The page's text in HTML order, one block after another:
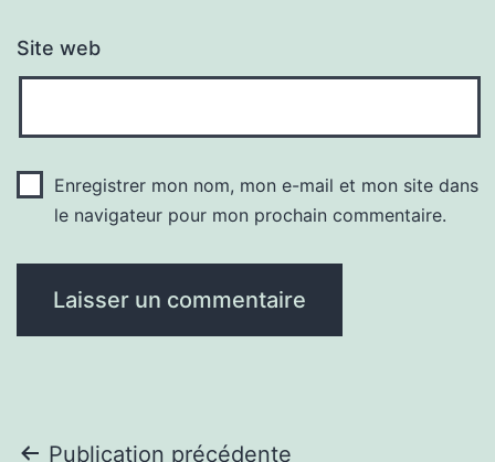
Site web
Enregistrer mon nom, mon e-mail et mon site dans
le navigateur pour mon prochain commentaire.
Publication précédente